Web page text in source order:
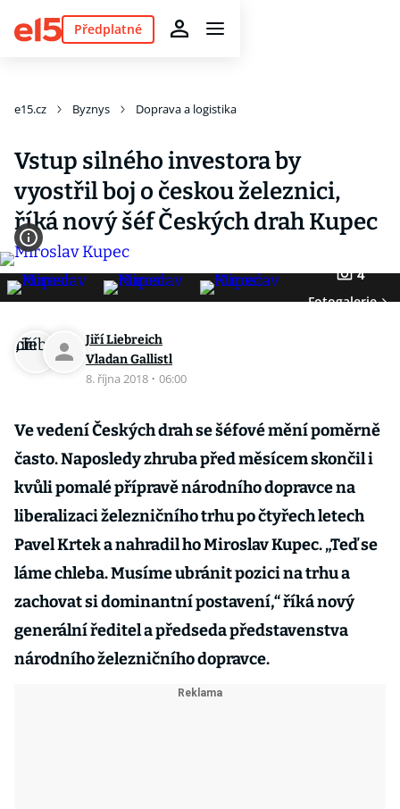
Předplatné
e15.cz Byznys Doprava a logistika
Vstup silného investora by
vyostřil boj o českou železnici,
říká nový šéf Českých drah Kupec
4
Fotogalerie
Jiří Liebreich
Vladan Gallistl
8. října 2018 · 06:00
Ve vedení Českých drah se šéfové mění poměrně
často. Naposledy zhruba před měsícem skončil i
kvůli pomalé přípravě národního dopravce na
liberalizaci železničního trhu po čtyřech letech
Pavel Krtek a nahradil ho Miroslav Kupec. „Teď se
láme chleba. Musíme ubránit pozici na trhu a
zachovat si dominantní postavení,“ říká nový
generální ředitel a předseda představenstva
národního železničního dopravce.